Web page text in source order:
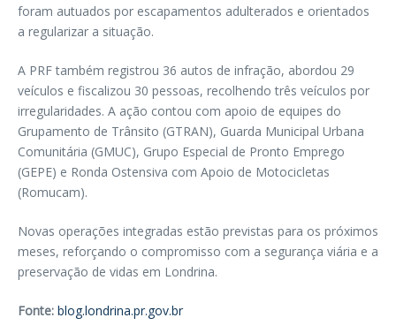
foram autuados por escapamentos adulterados e orientados
a regularizar a situação.
A PRF também registrou 36 autos de infração, abordou 29
veículos e fiscalizou 30 pessoas, recolhendo três veículos por
irregularidades. A ação contou com apoio de equipes do
Grupamento de Trânsito (GTRAN), Guarda Municipal Urbana
Comunitária (GMUC), Grupo Especial de Pronto Emprego
(GEPE) e Ronda Ostensiva com Apoio de Motocicletas
(Romucam).
Novas operações integradas estão previstas para os próximos
meses, reforçando o compromisso com a segurança viária e a
preservação de vidas em Londrina.
Fonte: blog.londrina.pr.gov.br